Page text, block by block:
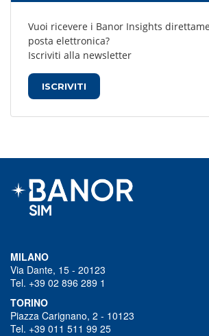
Vuoi ricevere i Banor Insights
posta elettronica?
Iscriviti alla newsletter
ISCRIVITI
MILANO
Via Dante, 15 - 20123
Tel. +39 02 896 289 1
TORINO
Piazza Carignano, 2 - 10123
Tel. +39 011 511 99 25